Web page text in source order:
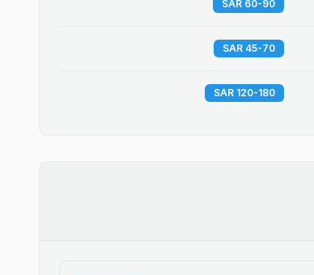
60-90 SAR
45-70 SAR
120-180 SAR